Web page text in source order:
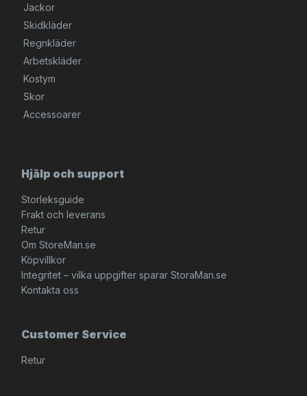
Jackor
Skidkläder
Regnkläder
Arbetskläder
Kostym
Skor
Accessoarer
Hjälp och support
Storleksguide
Frakt och leverans
Retur
Om StoreMan.se
Köpvillkor
Integritet – vilka uppgifter sparar StoraMan.se
Kontakta oss
Customer Service
Retur